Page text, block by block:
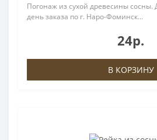
Погонаж из сухой древесины сосны.
день заказа по г. Наро-Фоминск...
24р.
В КОРЗИНУ